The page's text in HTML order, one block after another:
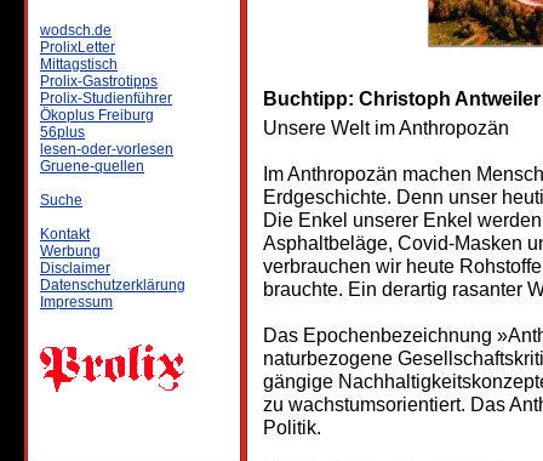
wodsch.de
ProlixLetter
Mittagstisch
Prolix-Gastrotipps
Prolix-Studienführer
Ökoplus Freiburg
56plus
lesen-oder-vorlesen
Gruene-quellen
Suche
Kontakt
Werbung
Disclaimer
Datenschutzerklärung
Impressum
Buchtipp: Christoph
Unsere Welt im Anthropozän
Im Anthropozän machen
Erdgeschichte. Denn unser
Die Enkel unserer Enkel
Asphaltbeläge, Covid-Masken
verbrauchen wir heute
brauchte. Ein derartig rasanter
Das Epochenbezeichnung
naturbezogene
gängige
zu wachstumsorientiert. Das
Politik.